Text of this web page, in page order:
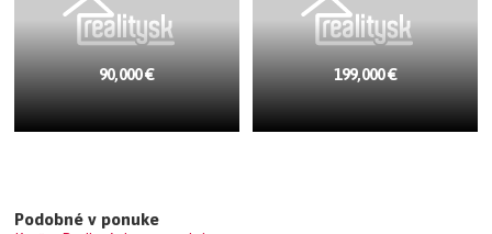
90,000 € 199,000 €
Podobné v ponuke